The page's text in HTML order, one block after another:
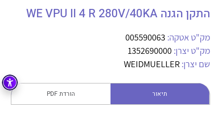
איכות | שרות | זמינות
והפצה של מוצרי
מיתוג, בקרה , ואינסטלציה חשמלית ופעילה ב7 תחומים:
חשמל מיתוג ואינסטלציה חשמלית
בקרה
זיווד
לכל מוצרי היצרן לכל מוצרי היצרן
לכל מוצרי היצרן לכל מוצרי היצרן
התקן הגנה WE VPU II 4 R 280V/40KA
מק"ט אטקה: 005590063
מק"ט יצרן: 1352690000
שם יצרן: WEIDMUELLER
תיאור הורדת PDF